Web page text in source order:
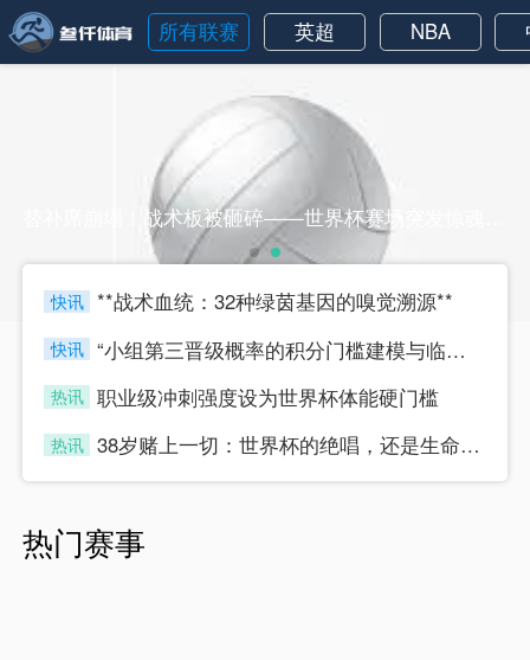
所有联赛 英超 NBA
快讯
**战术血统：32种绿茵基因的嗅觉溯源**
快讯
“小组第三晋级概率的积分门槛建模与临界值判定研究”
热讯 职业级冲刺强度设为世界杯体能硬门槛
热讯
38岁赌上一切：世界杯的绝唱，还是生命的最后冲刺？
热门赛事